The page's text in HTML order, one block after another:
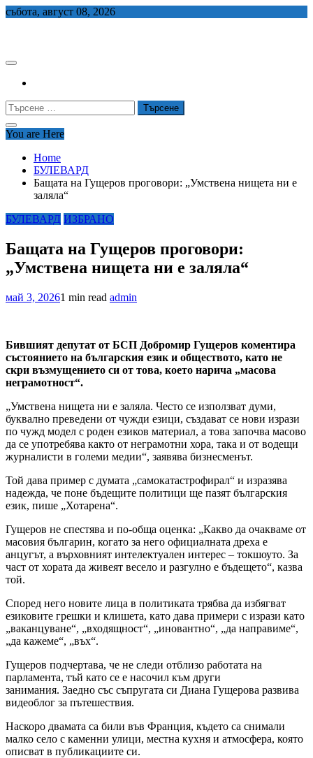
Skip
събота, август 08, 2026
Търсене
за:
You are Here
Home
БУЛЕВАРД
Бащата на Гущеров проговори: „Умствена нищета ни е
заляла“
БУЛЕВАРД ИЗБРАНО
Бащата на Гущеров проговори:
„Умствена нищета ни е заляла“
май 3, 20261 min read admin
Бившият депутат от БСП Добромир Гущеров коментира
състоянието на българския език и обществото, като не
скри възмущението си от това, което нарича „масова
неграмотност“.
„Умствена нищета ни е заляла. Често се използват думи,
буквално преведени от чужди езици, създават се нови изрази
по чужд модел с роден езиков материал, а това започва масово
да се употребява както от неграмотни хора, така и от водещи
журналисти в големи медии“, заявява бизнесменът.
Той дава пример с думата „самокатастрофирал“ и изразява
надежда, че поне бъдещите политици ще пазят българския
език, пише „Хотарена“.
Гущеров не спестява и по-обща оценка: „Какво да очакваме от
масовия българин, когато за него официалната дреха е
анцугът, а върховният интелектуален интерес – токшоуто. За
част от хората да живеят весело и разгулно е бъдещето“, казва
той.
Според него новите лица в политиката трябва да избягват
езиковите грешки и клишета, като дава примери с изрази като
„ваканцуване“, „входящност“, „иновантно“, „да направиме“,
„да кажеме“, „въх“.
Гущеров подчертава, че не следи отблизо работата на
парламента, тъй като се е насочил към други
занимания. Заедно със съпругата си Диана Гущерова развива
видеоблог за пътешествия.
Наскоро двамата са били във Франция, където са снимали
малко село с каменни улици, местна кухня и атмосфера, която
описват в публикациите си.